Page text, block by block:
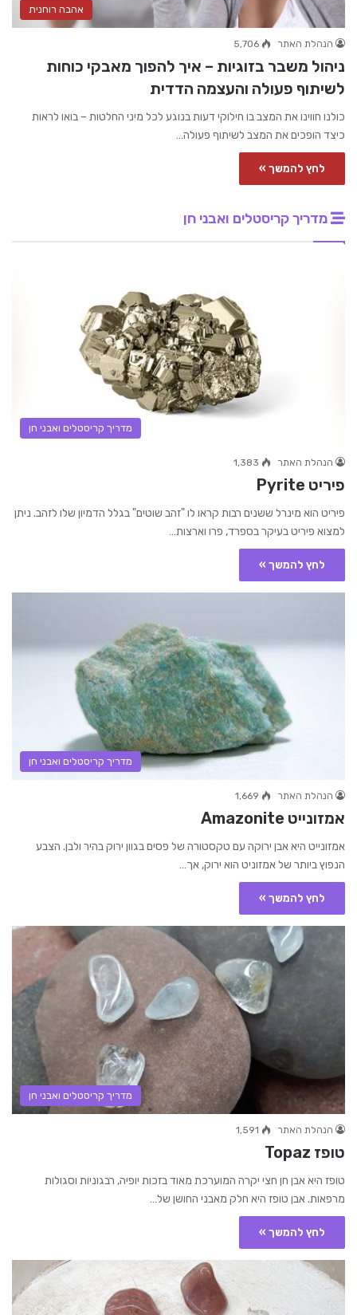
אהבה רוחנית
הנהלת האתר 5,706
ניהול משבר בזוגיות – איך להפוך מאבקי כוחות
לשיתוף פעולה והעצמה הדדית
כולנו חווינו את המצב בו חילוקי דעות בנוגע לכל מיני החלטות – בואו לראות
כיצד הופכים את המצב לשיתוף פעולה…
לחץ להמשך »
מדריך קריסטלים ואבני חן
מדריך קריסטלים ואבני חן
הנהלת האתר 1,383
פיריט Pyrite
פיריט הוא מינרל ששנים רבות קראו לו "זהב שוטים" בגלל הדמיון שלו לזהב. ניתן
למצוא פיריט בעיקר בספרד, פרו וארצות…
לחץ להמשך »
מדריך קריסטלים ואבני חן
הנהלת האתר 1,669
אמזונייט Amazonite
אמזונייט היא אבן ירוקה עם טקסטורה של פסים בגוון ירוק בהיר ולבן. הצבע
הנפוץ ביותר של אמזוניט הוא ירוק, אך…
לחץ להמשך »
מדריך קריסטלים ואבני חן
הנהלת האתר 1,591
טופז Topaz
טופז היא אבן חן חצי יקרה המוערכת מאוד בזכות יופיה, רבגוניות וסגולות
מרפאות. אבן טופז היא חלק מאבני החושן של…
לחץ להמשך »